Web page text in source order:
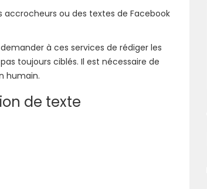
ou des textes de Facebook
à ces services de rédiger les
toujours ciblés. Il est nécessaire de
humain.
de texte